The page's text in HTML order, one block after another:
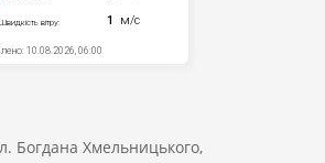
Богдана Хмельницького,